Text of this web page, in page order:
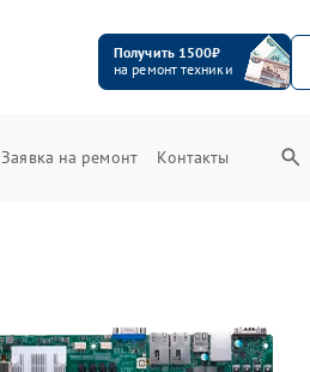
Получить 1500₽
на ремонт техники
Заявка на ремонт Контакты